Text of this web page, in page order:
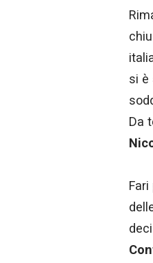
si è
Da